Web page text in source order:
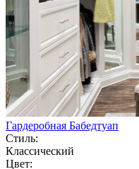
Гардеробная Бабедтуап
Стиль:
Классический
Цвет: